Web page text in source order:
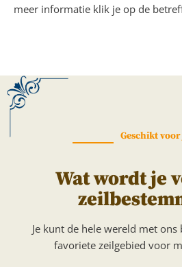
meer informatie klik je op de
Geschikt
Wat wordt je
Je kunt de hele wereld met
favoriete zeilgebied voor